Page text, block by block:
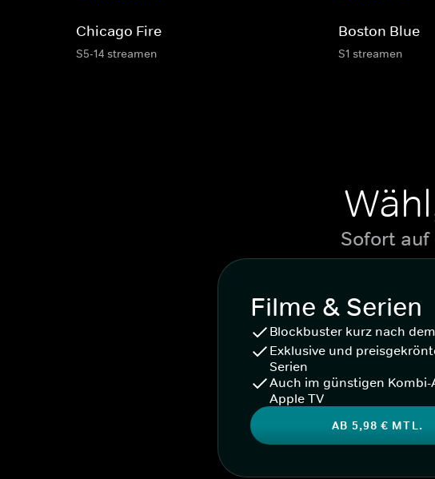
Chicago Fire
S5-14 streamen
Boston Blue
S1 streamen
Sofort
Filme & Serien
Blockbuster kurz nach
Exklusive und
Serien
Auch im günstigen Kombi-
Apple TV
AB 5,98 € MTL.